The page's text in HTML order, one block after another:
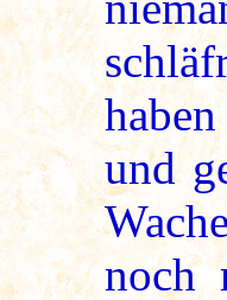
und
noch